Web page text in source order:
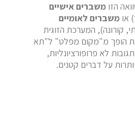
הזו משברים אישיים
או משברים לאומיים
קורונה), המערכת הזוגית
הופך מ"מקום מפלט" ל"תא
לא פרופורציונליות,
על דברים קטנים.